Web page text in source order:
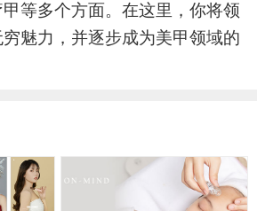
等多个方面。在这里，你将领
魅力，并逐步成为美甲领域的